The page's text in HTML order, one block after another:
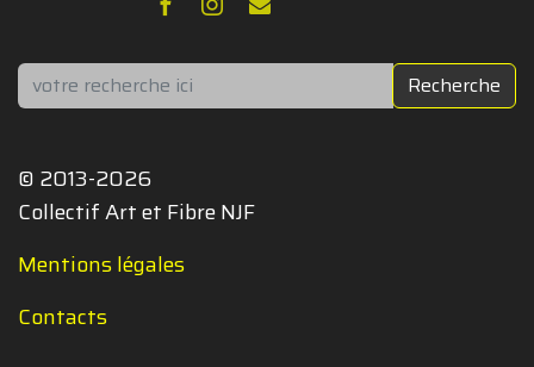
Rechercher Recherche
© 2013-2026
Collectif Art et Fibre NJF
Mentions légales
Contacts